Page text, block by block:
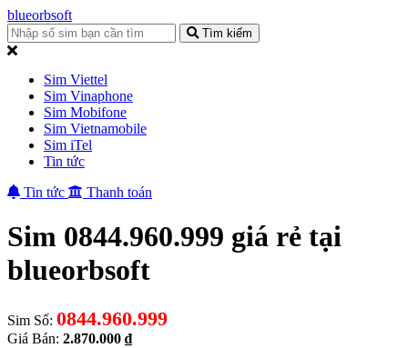
blueorbsoft
Tìm kiếm
Sim Viettel
Sim Vinaphone
Sim Mobifone
Sim Vietnamobile
Sim iTel
Tin tức
Tin tức
Thanh toán
Sim 0844.960.999 giá rẻ tại
blueorbsoft
Sim Số: 0844.960.999
Giá Bán: 2.870.000 ₫